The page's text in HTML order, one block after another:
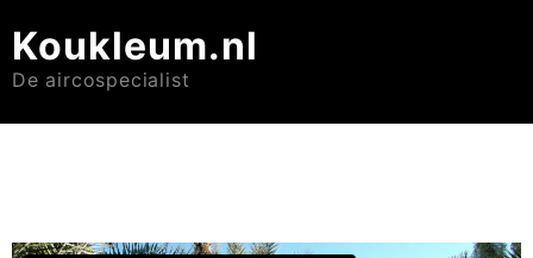
Koukleum.nl
De aircospecialist